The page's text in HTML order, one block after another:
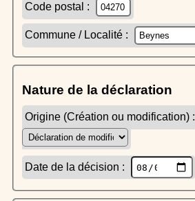
Code postal :
Commune / Localité :
Nature de la déclaration
Origine (Création ou modification) :
Date de la décision :